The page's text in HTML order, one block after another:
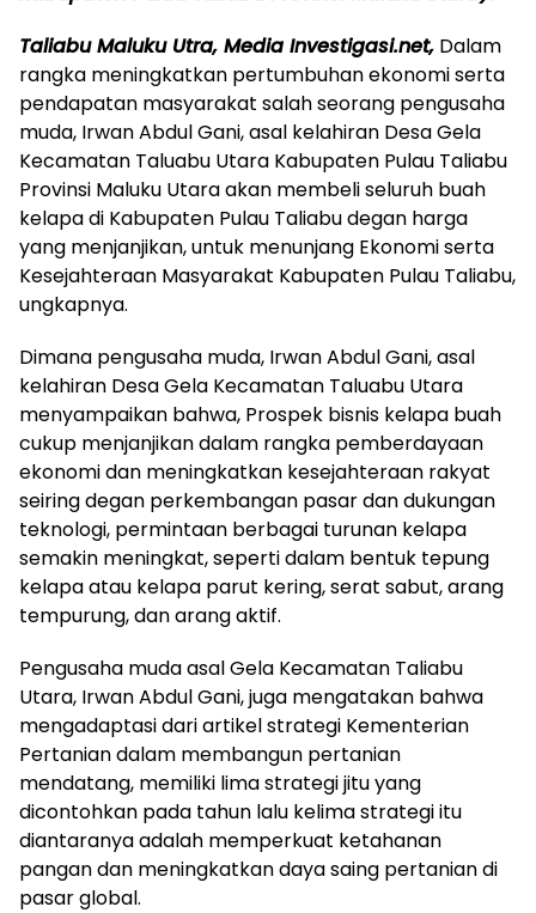
Taliabu Maluku Utra, Media Investigasi.net, Dalam
rangka meningkatkan pertumbuhan ekonomi serta
pendapatan masyarakat salah seorang pengusaha
muda, Irwan Abdul Gani, asal kelahiran Desa Gela
Kecamatan Taluabu Utara Kabupaten Pulau Taliabu
Provinsi Maluku Utara akan membeli seluruh buah
kelapa di Kabupaten Pulau Taliabu degan harga
yang menjanjikan, untuk menunjang Ekonomi serta
Kesejahteraan Masyarakat Kabupaten Pulau Taliabu,
ungkapnya.
Dimana pengusaha muda, Irwan Abdul Gani, asal
kelahiran Desa Gela Kecamatan Taluabu Utara
menyampaikan bahwa, Prospek bisnis kelapa buah
cukup menjanjikan dalam rangka pemberdayaan
ekonomi dan meningkatkan kesejahteraan rakyat
seiring degan perkembangan pasar dan dukungan
teknologi, permintaan berbagai turunan kelapa
semakin meningkat, seperti dalam bentuk tepung
kelapa atau kelapa parut kering, serat sabut, arang
tempurung, dan arang aktif.
Pengusaha muda asal Gela Kecamatan Taliabu
Utara, Irwan Abdul Gani, juga mengatakan bahwa
mengadaptasi dari artikel strategi Kementerian
Pertanian dalam membangun pertanian
mendatang, memiliki lima strategi jitu yang
dicontohkan pada tahun lalu kelima strategi itu
diantaranya adalah memperkuat ketahanan
pangan dan meningkatkan daya saing pertanian di
pasar global.